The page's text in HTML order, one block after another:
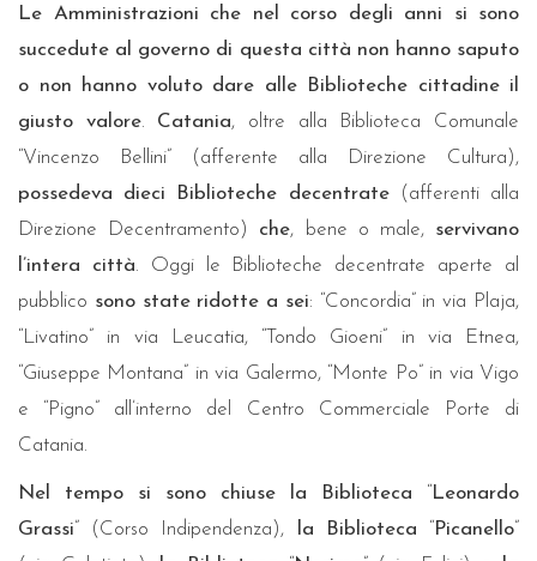
Le Amministrazioni che nel corso degli anni si sono
succedute al governo di questa città non hanno saputo
o non hanno voluto dare alle Biblioteche cittadine il
giusto valore. Catania, oltre alla Biblioteca Comunale
“Vincenzo Bellini” (afferente alla Direzione Cultura),
possedeva dieci Biblioteche decentrate(afferenti alla
Direzione Decentramento) che, bene o male, servivano
l’intera città. Oggi le Biblioteche decentrate aperte al
pubblico sono state ridotte a sei: “Concordia” in via Plaja,
“Livatino” in via Leucatia, “Tondo Gioeni” in via Etnea,
“Giuseppe Montana” in via Galermo, “Monte Po” in via Vigo
e “Pigno” all’interno del Centro Commerciale Porte di
Catania.
Nel tempo si sono chiuse la Biblioteca “Leonardo
Grassi” (Corso Indipendenza), la Biblioteca “Picanello”